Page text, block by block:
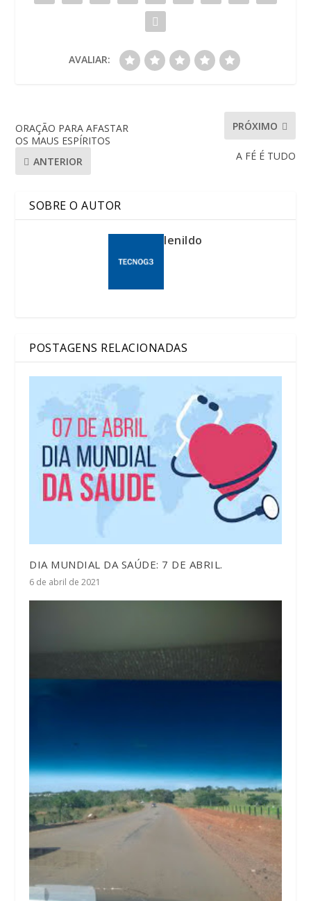
AVALIAR:
ORAÇÃO PARA AFASTAR
OS MAUS ESPÍRITOS
ANTERIOR
PRÓXIMO
A FÉ É TUDO
SOBRE O AUTOR
lenildo
POSTAGENS RELACIONADAS
DIA MUNDIAL DA SAÚDE: 7 DE ABRIL.
6 de abril de 2021